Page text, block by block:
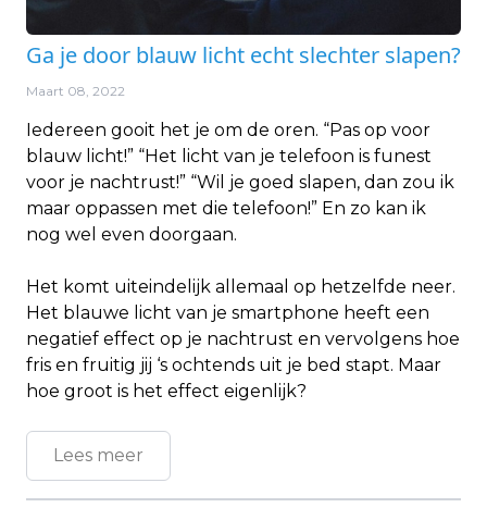
Ga je door blauw licht echt slechter slapen?
Maart 08, 2022
Iedereen gooit het je om de oren. “Pas op voor
blauw licht!” “Het licht van je telefoon is funest
voor je nachtrust!” “Wil je goed slapen, dan zou ik
maar oppassen met die telefoon!” En zo kan ik
nog wel even doorgaan.
Het komt uiteindelijk allemaal op hetzelfde neer.
Het blauwe licht van je smartphone heeft een
negatief effect op je nachtrust en vervolgens hoe
fris en fruitig jij ‘s ochtends uit je bed stapt. Maar
hoe groot is het effect eigenlijk?
Lees meer